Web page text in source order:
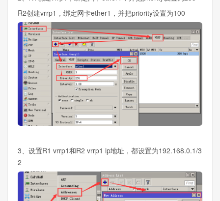
R2创建vrrp1，绑定网卡ether1，并把priority设置为100
3、设置R1 vrrp1和R2 vrrp1 ip地址，都设置为192.168.0.1/3
2